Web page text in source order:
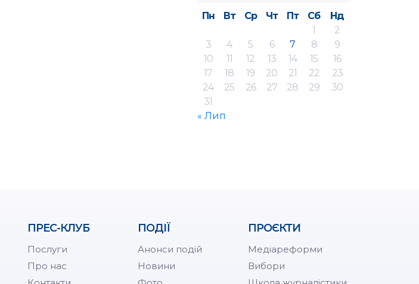
Пн
Вт Ср Чт Пт Сб
Нд
1
2
3
4 5 6 7 8
9
10
11 12 13 14 15
16
17
18 19 20 21 22
23
24
25 26 27 28 29
30
31
« Лип
ПРЕС-КЛУБ
Послуги
Про нас
ПОДІЇ
Анонси подій
Новини
ПРОЄКТИ
Медіареформи
Вибори